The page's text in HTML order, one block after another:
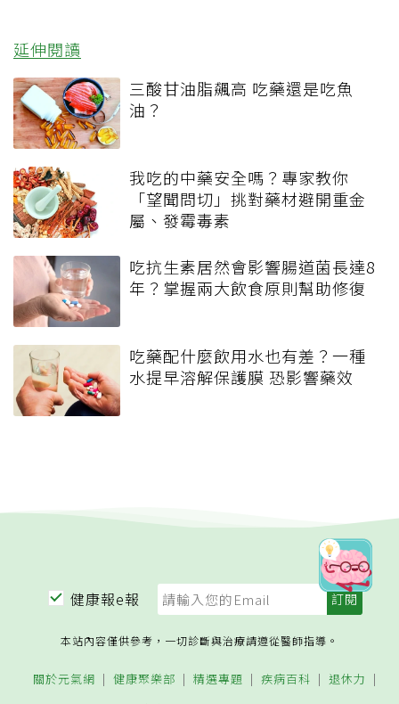
延伸閱讀
三酸甘油脂飆高 吃藥還是吃魚
油？
我吃的中藥安全嗎？專家教你
「望聞問切」挑對藥材避開重金
屬、發霉毒素
吃抗生素居然會影響腸道菌長達8
年？掌握兩大飲食原則幫助修復
吃藥配什麼飲用水也有差？一種
水提早溶解保護膜 恐影響藥效
健康報e報
本站內容僅供參考，一切診斷與治療請遵從醫師指導。
關於元氣網 健康聚樂部 精選專題 疾病百科
退休力